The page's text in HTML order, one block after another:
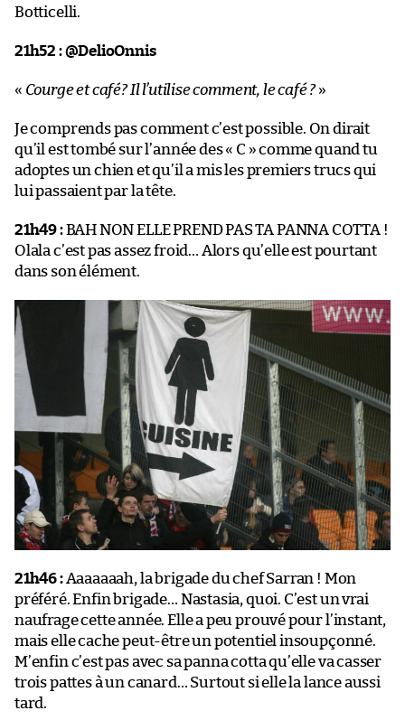
Botticelli.
21h52 :@DelioOnnis
« Courge et café? Il l’utilise comment, le café ?»
Je comprends pas comment c’est possible. On dirait
qu’il est tombé sur l’année des « C » comme quand tu
adoptes un chien et qu’il a mis les premiers trucs qui
lui passaient par la tête.
21h49 :BAH NON ELLE PREND PAS TA PANNA COTTA !
Olala c’est pas assez froid… Alors qu’elle est pourtant
dans son élément.
21h46 :Aaaaaaah, la brigade du chef Sarran ! Mon
préféré. Enfin brigade… Nastasia, quoi. C’est un vrai
naufrage cette année. Elle a peu prouvé pour l’instant,
mais elle cache peut-être un potentiel insoupçonné.
M’enfin c’est pas avec sa panna cotta qu’elle va casser
trois pattes à un canard… Surtout si elle la lance aussi
tard.